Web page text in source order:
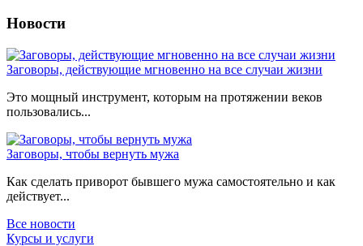
Новости
Заговоры, действующие мгновенно на все случаи жизни
Это мощный инструмент, которым на протяжении веков
пользовались...
Заговоры, чтобы вернуть мужа
Как сделать приворот бывшего мужа самостоятельно и как
действует...
Все новости
Курсы и услуги